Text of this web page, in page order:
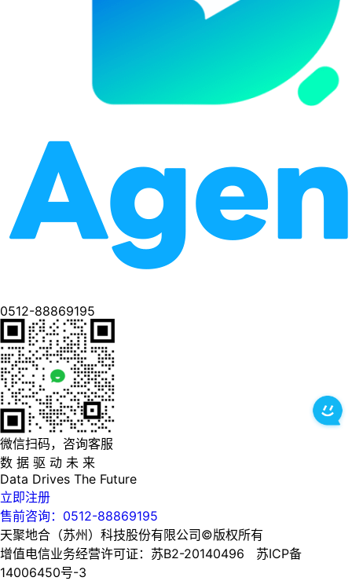
0512-88869195
微信扫码，咨询客服
数 据 驱 动 未 来
Data Drives The Future
立即注册
售前咨询：0512-88869195
天聚地合（苏州）科技股份有限公司©版权所有
增值电信业务经营许可证：苏B2-20140496 苏ICP备
14006450号-3